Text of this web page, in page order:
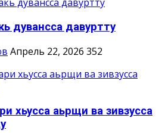
дувансса давуртту
Апрель 22, 2026 352
хьусса аьрщи ва зивзусса